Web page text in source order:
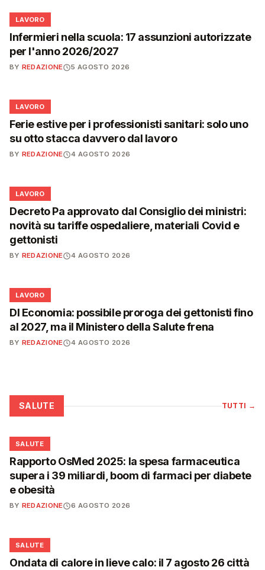
💼
LAVORO
Infermieri nella scuola: 17 assunzioni autorizzate
per l'anno 2026/2027
BY REDAZIONE 5 AGOSTO 2026
💼
LAVORO
Ferie estive per i professionisti sanitari: solo uno
su otto stacca davvero dal lavoro
BY REDAZIONE 4 AGOSTO 2026
💼
LAVORO
Decreto Pa approvato dal Consiglio dei ministri:
novità su tariffe ospedaliere, materiali Covid e
gettonisti
BY REDAZIONE 4 AGOSTO 2026
💼
LAVORO
Dl Economia: possibile proroga dei gettonisti fino
al 2027, ma il Ministero della Salute frena
BY REDAZIONE 4 AGOSTO 2026
SALUTE TUTTI →
❤️
SALUTE
Rapporto OsMed 2025: la spesa farmaceutica
supera i 39 miliardi, boom di farmaci per diabete
e obesità
BY REDAZIONE 6 AGOSTO 2026
❤️
SALUTE
Ondata di calore in lieve calo: il 7 agosto 26 città